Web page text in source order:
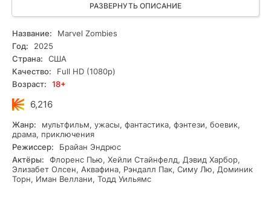
напряжённых стычках и загадках, которые постепенно
раскрываются. Это мрачная смесь ужасов, драйвового
экшена и глубокой драмы с элементами триллера и
триллера и детективных историй, ищущим напряжённый,
эмоционально насыщенный сериал. Смотрите онлайн
бесплатно все серии в HD и в хорошем качестве.
РАЗВЕРНУТЬ ОПИСАНИЕ
Название:
Marvel Zombies
Год:
2025
Страна:
США
Качество:
Full HD (1080p)
Возраст:
18+
6,216
Жанр:
мультфильм, ужасы, фантастика, фэнтези, боевик,
драма, приключения
Режиссер:
Брайан Эндрюс
Актёры:
Флоренс Пью, Хейли Стайнфелд, Дэвид Харбор,
Элизабет Олсен, Аквафина, Рэндалл Пак, Симу Лю, Доминик
Торн, Иман Веллани, Тодд Уильямс